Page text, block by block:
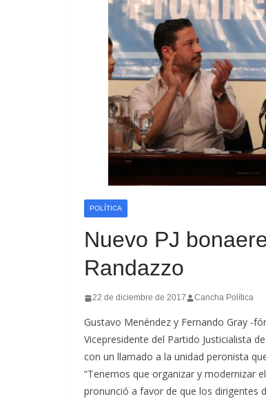
POLÍTICA
Nuevo PJ
Randazzo
22 de diciembre de 2017 Cancha Política
Gustavo Menéndez y Fernando Gray -
Vicepresidente del Partido Justicialista
con un llamado a la unidad peronista
“Tenemos que organizar y modernizar
pronunció a favor de que los dirigentes